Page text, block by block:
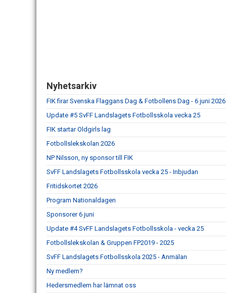
Nyhetsarkiv
FIK firar Svenska Flaggans Dag & Fotbollens Dag - 6 juni 2026
Update #5 SvFF Landslagets Fotbollsskola vecka 25
FIK startar Oldgirls lag
Fotbollslekskolan 2026
NP Nilsson, ny sponsor till FIK
SvFF Landslagets Fotbollsskola vecka 25 - Inbjudan
Fritidskortet 2026
Program Nationaldagen
Sponsorer 6 juni
Update #4 SvFF Landslagets Fotbollsskola - vecka 25
Fotbollslekskolan & Gruppen FP2019 - 2025
SvFF Landslagets Fotbollsskola 2025 - Anmälan
Ny medlem?
Hedersmedlem har lämnat oss